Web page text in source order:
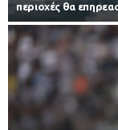
περιοχές θα